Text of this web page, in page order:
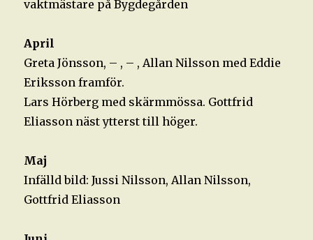
vaktmästare på Bygdegården
April
Greta Jönsson, – , – , Allan Nilsson med Eddie
Eriksson framför.
Lars Hörberg med skärmmössa. Gottfrid
Eliasson näst ytterst till höger.
Maj
Infälld bild: Jussi Nilsson, Allan Nilsson,
Gottfrid Eliasson